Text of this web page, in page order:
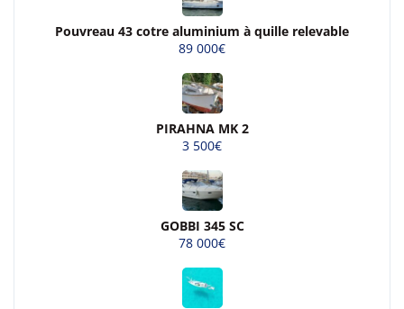
Pouvreau 43 cotre aluminium à quille relevable
89 000€
PIRAHNA MK 2
3 500€
GOBBI 345 SC
78 000€